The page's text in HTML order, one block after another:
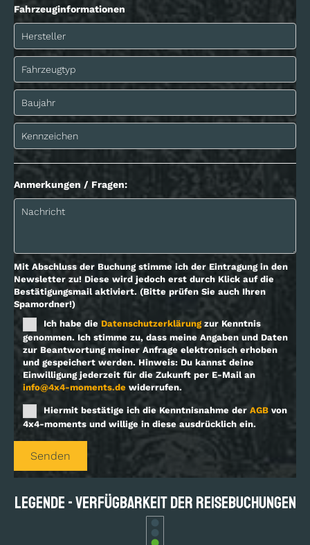
Fahrzeuginformationen
Anmerkungen / Fragen:
Mit Abschluss der Buchung stimme ich der Eintragung in den
Newsletter zu! Diese wird jedoch erst durch Klick auf die
Bestätigungsmail aktiviert. (Bitte prüfen Sie auch Ihren
Spamordner!)
Ich habe die Datenschutzerklärungzur Kenntnis
genommen. Ich stimme zu, dass meine Angaben und Daten
zur Beantwortung meiner Anfrage elektronisch erhoben
und gespeichert werden. Hinweis: Du kannst deine
Einwilligung jederzeit für die Zukunft per E-Mail an
info@4x4-moments.de widerrufen.
Hiermit bestätige ich die Kenntnisnahme der AGB von
4x4-moments und willige in diese ausdrücklich ein.
Legende - Verfügbarkeit der Reisebuchungen